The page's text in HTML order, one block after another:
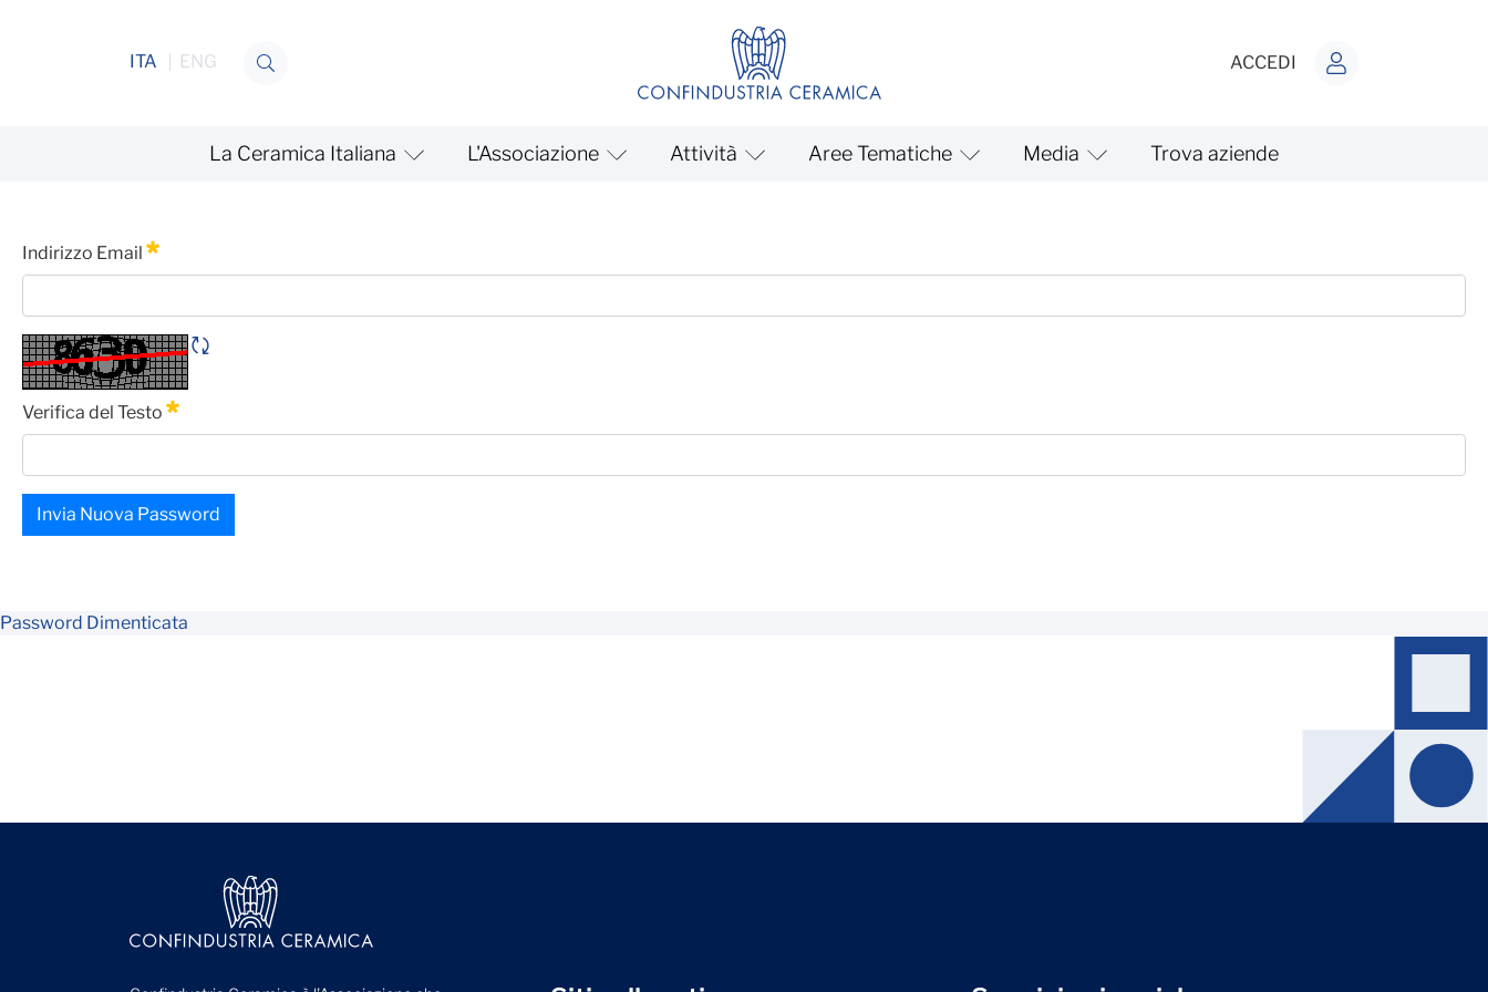
ITA ENG ACCEDI
La Ceramica Italiana L'Associazione Attività Aree Tematiche Media Trova aziende
Password Dimenticata
Indirizzo Email
Obbligatorio
Verifica del Testo
Obbligatorio
Invia Nuova Password
Password Dimenticata